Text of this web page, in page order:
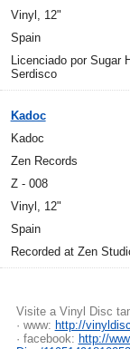
Vinyl, 12"
Spain
Licenciado por Sugar
Serdisco
Kadoc
Kadoc
Zen Records
Z - 008
Vinyl, 12"
Spain
Recorded at Zen
Visite a Vinyl Disc
· www: http://
· facebook: http://